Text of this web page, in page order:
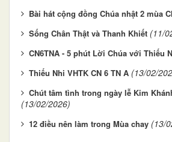
Bài hát cộng đồng Chúa nhật 2 mùa
Sống Chân Thật và Thanh Khiết (11/
CN6TNA - 5 phút Lời Chúa với Thiếu
Thiếu Nhi VHTK CN 6 TN A (13/02/
Chút tâm tình trong ngày lễ Kim
(13/02/2026)
12 điều nên làm trong Mùa chay (13/